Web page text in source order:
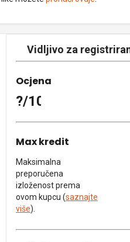
Vidljivo za
Ocjena
?/10
Max kredit
Maksimalna
preporučena
izloženost prema
ovom kupcu (saznajte
više).